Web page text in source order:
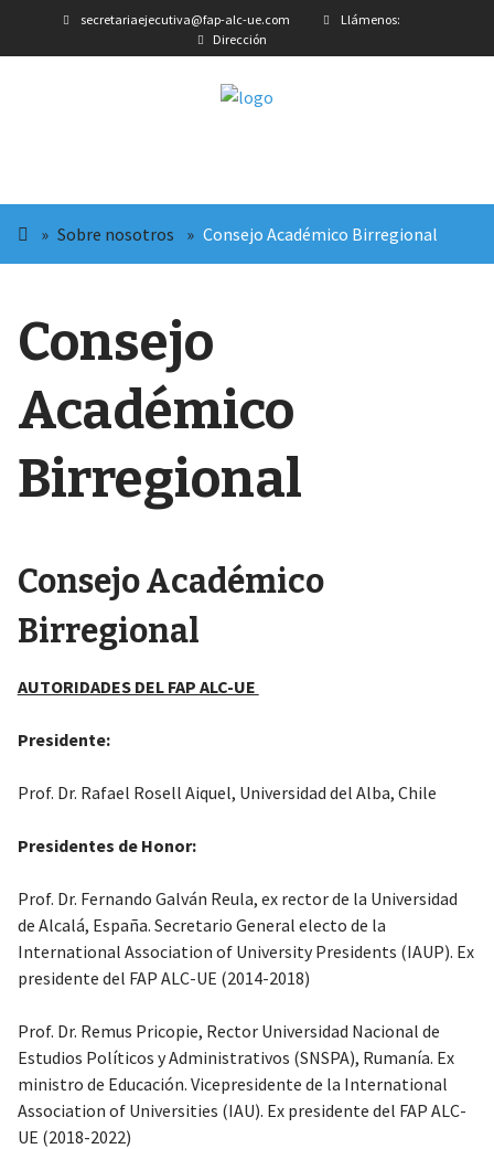
secretariaejecutiva@fap-alc-ue.com
Llámenos:
Dirección
» Sobre nosotros » Consejo Académico Birregional
Consejo
Académico
Birregional
Consejo Académico
Birregional
AUTORIDADES DEL FAP ALC-UE
Presidente:
Prof. Dr. Rafael Rosell Aiquel, Universidad del Alba, Chile
Presidentes de Honor:
Prof. Dr. Fernando Galván Reula, ex rector de la Universidad
de Alcalá, España. Secretario General electo de la
International Association of University Presidents (IAUP). Ex
presidente del FAP ALC-UE (2014-2018)
Prof. Dr. Remus Pricopie, Rector Universidad Nacional de
Estudios Políticos y Administrativos (SNSPA), Rumanía. Ex
ministro de Educación. Vicepresidente de la International
Association of Universities (IAU). Ex presidente del FAP ALC-
UE (2018-2022)